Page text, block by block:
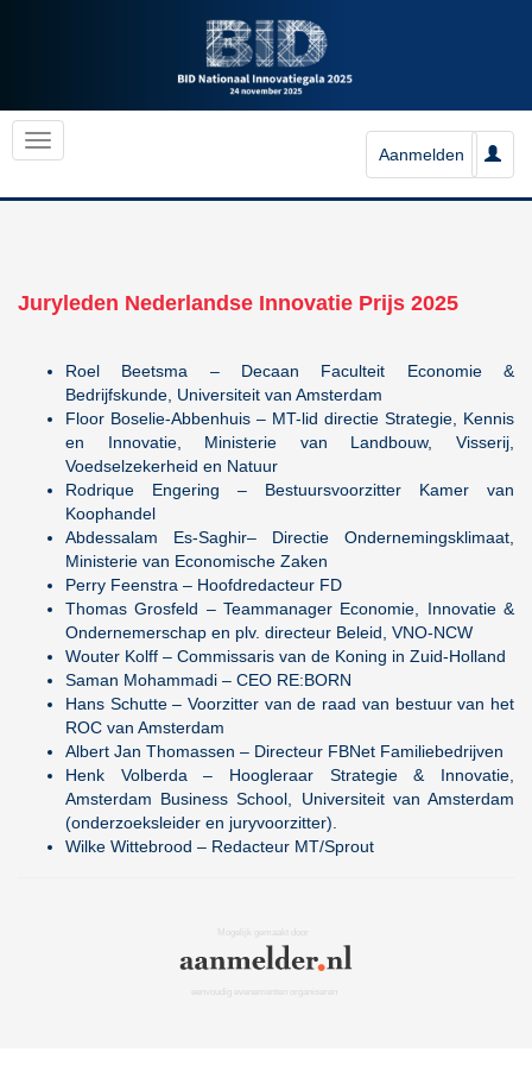
Aanmelden
Juryleden Nederlandse Innovatie Prijs 2025
Roel Beetsma – Decaan Faculteit Economie &
Bedrijfskunde, Universiteit van Amsterdam
Floor Boselie-Abbenhuis – MT-lid directie Strategie, Kennis
en Innovatie, Ministerie van Landbouw, Visserij,
Voedselzekerheid en Natuur
Rodrique Engering – Bestuursvoorzitter Kamer van
Koophandel
Abdessalam Es-Saghir– Directie Ondernemingsklimaat,
Ministerie van Economische Zaken
Perry Feenstra – Hoofdredacteur FD
Thomas Grosfeld – Teammanager Economie, Innovatie &
Ondernemerschap en plv. directeur Beleid, VNO-NCW
Wouter Kolff – Commissaris van de Koning in Zuid-Holland
Saman Mohammadi – CEO RE:BORN
Hans Schutte – Voorzitter van de raad van bestuur van het
ROC van Amsterdam
Albert Jan Thomassen – Directeur FBNet Familiebedrijven
Henk Volberda – Hoogleraar Strategie & Innovatie,
Amsterdam Business School, Universiteit van Amsterdam
(onderzoeksleider en juryvoorzitter).
Wilke Wittebrood – Redacteur MT/Sprout
Mogelijk gemaakt door